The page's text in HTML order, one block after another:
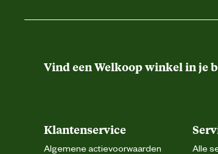
Vind een Welkoop winkel in je
Klantenservice
Algemene actievoorwaarden
Alle